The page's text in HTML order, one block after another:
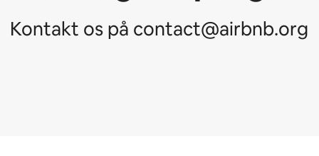
Kontakt os på contact@airbnb.org